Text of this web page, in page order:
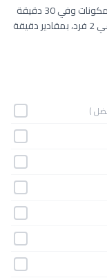
طريقة عمل سلطة البالون الطائر خطوة بخطوة بـ9 مكونات وفي 30 دقيقة
فقط. وصفة سهلة ومجرّبة من مطبخ دلوقتي تكفي 2 فرد، بمقادير دقيقة
)